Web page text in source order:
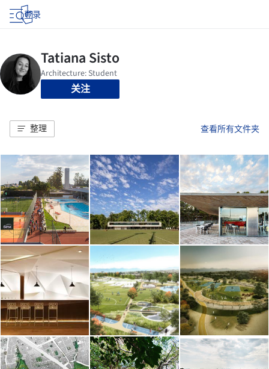
登录
关注
整理 查看所有文件夹